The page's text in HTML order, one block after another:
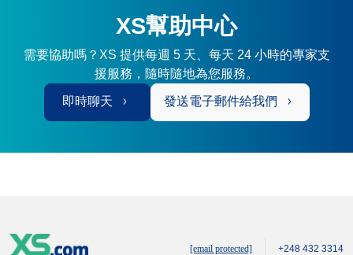
XS幫助中心
需要協助嗎？XS 提供每週 5 天、每天 24 小時的專家支
援服務，隨時隨地為您服務。
即時聊天 發送電子郵件給我們
[email protected] +248 432 3314